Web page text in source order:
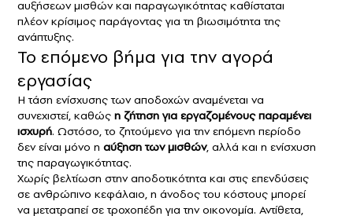
αυξήσεων μισθών και παραγωγικότητας καθίσταται
πλέον κρίσιμος παράγοντας για τη βιωσιμότητα της
ανάπτυξης.
Το επόμενο βήμα για την αγορά
εργασίας
Η τάση ενίσχυσης των αποδοχών αναμένεται να
συνεχιστεί, καθώς η ζήτηση για εργαζομένους παραμένει
ισχυρή. Ωστόσο, το ζητούμενο για την επόμενη περίοδο
δεν είναι μόνο η αύξηση των μισθών, αλλά και η ενίσχυση
της παραγωγικότητας.
Χωρίς βελτίωση στην αποδοτικότητα και στις επενδύσεις
σε ανθρώπινο κεφάλαιο, η άνοδος του κόστους μπορεί
να μετατραπεί σε τροχοπέδη για την οικονομία. Αντίθετα,